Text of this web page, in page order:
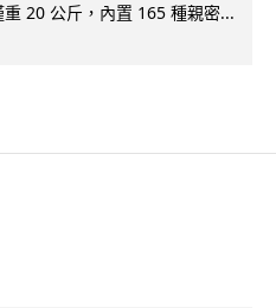
20 公斤，內置 165 種親密...